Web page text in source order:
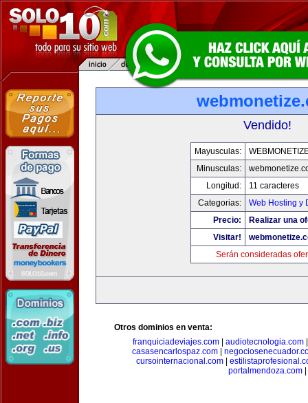
Vendido!
Mayusculas:
Minusculas:
Longitud:
11 caracteres
Categorias:
Web Hosting y
Precio:
Realizar una
Visitar!
Serán consideradas
Otros dominios en venta:
franquiciadeviajes.com| audiotecnologia.com
casasencarlospaz.com|
cursointernacional.com|
portalmendoza.com